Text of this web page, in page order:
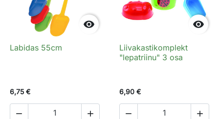

Labidas 55cm
6,75 €
 

Liivakastikomplekt
"lepatriinu" 3 osa
6,90 €
 